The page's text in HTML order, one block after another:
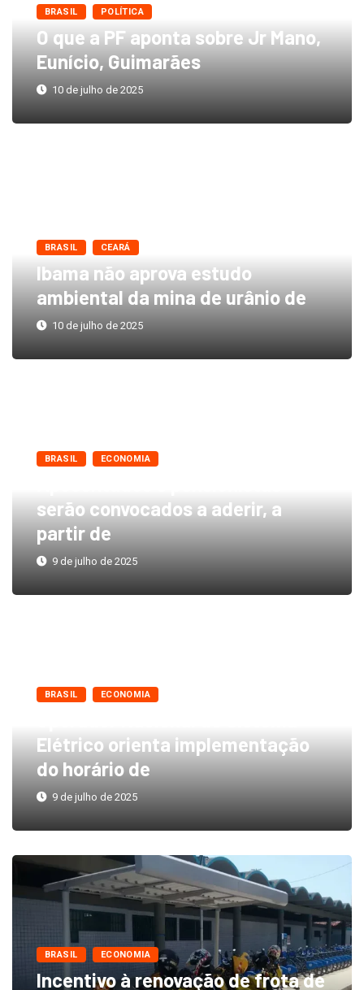
BRASIL POLÍTICA
O que a PF aponta sobre Jr Mano,
Eunício, Guimarães
10 de julho de 2025
BRASIL CEARÁ
Ibama não aprova estudo
ambiental da mina de urânio de
10 de julho de 2025
BRASIL ECONOMIA
serão convocados a aderir, a
partir de
9 de julho de 2025
BRASIL ECONOMIA
Elétrico orienta implementação
do horário de
9 de julho de 2025
BRASIL ECONOMIA
Incentivo à renovação de frota de